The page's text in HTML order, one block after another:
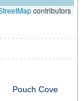
contributors
Pouch Cove